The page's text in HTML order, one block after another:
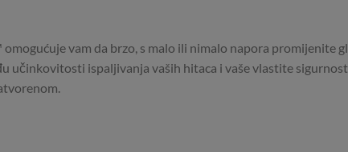
vam da brzo, s malo ili nimalo napora
učinkovitosti ispaljivanja vaših hitaca i vaše vlastite